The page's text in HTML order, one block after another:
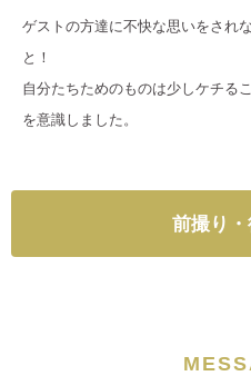
ゲストの方達に不快な思いをされ
と！
自分たちためのものは少しケチる
を意識しました。
前撮り